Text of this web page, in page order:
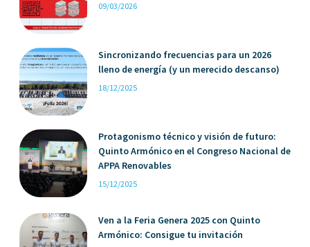
09/03/2026
Sincronizando frecuencias para un 2026
lleno de energía (y un merecido descanso)
18/12/2025
Protagonismo técnico y visión de futuro:
Quinto Armónico en el Congreso Nacional de
APPA Renovables
15/12/2025
Ven a la Feria Genera 2025 con Quinto
Armónico: Consigue tu invitación